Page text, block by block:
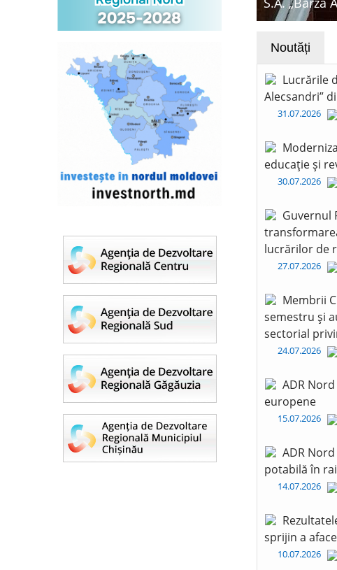
Noutăți
Lucrările
Alecsandri”
31.07.2026
educație și
30.07.2026
Guvernul
lucrărilor de
27.07.2026
Membrii
semestru și
sectorial
24.07.2026
ADR
europene
15.07.2026
ADR
potabilă în
14.07.2026
sprijin a
10.07.2026